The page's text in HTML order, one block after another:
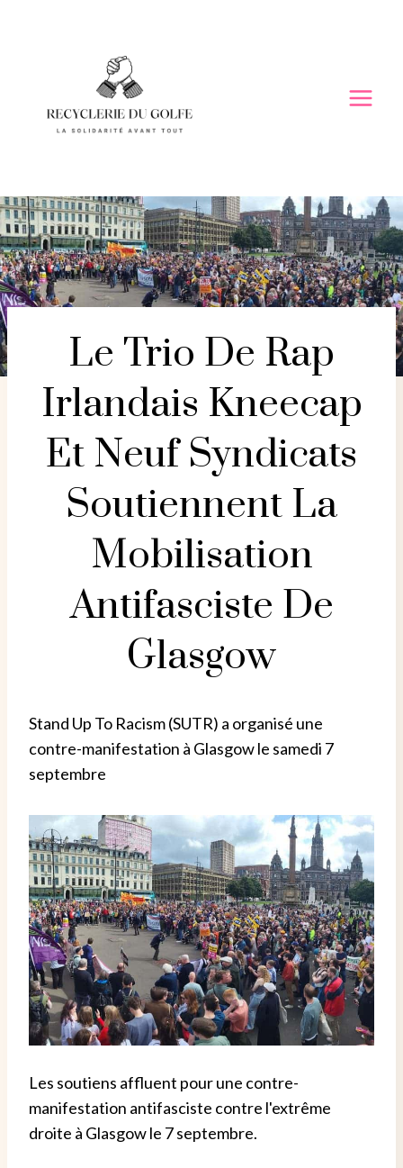
Le Trio De Rap
Irlandais Kneecap
Et Neuf Syndicats
Soutiennent La
Mobilisation
Antifasciste De
Glasgow
Stand Up To Racism (SUTR) a organisé une
contre-manifestation à Glasgow le samedi 7
septembre
Les soutiens affluent pour une contre-
manifestation antifasciste contre l'extrême
droite à Glasgow le 7 septembre.